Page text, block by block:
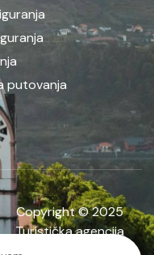
putovanja
Copyright © 2025
Turistička agencija
ADRIJANA | Sva prava